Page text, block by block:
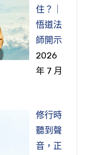
住？｜
悟道法
師開示
2026
年 7 月
修行時
聽到聲
音，正